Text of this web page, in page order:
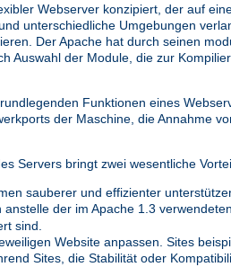
Webserver konzipiert, der auf
unterschiedliche Umgebungen
Der Apache hat durch seinen
Auswahl der Module, die zur
Funktionen eines
der Maschine, die Annahme
Servers bringt zwei wesentliche
sauberer und effizienter
anstelle der im Apache 1.3
sind.
Website anpassen. Sites
Sites, die Stabilität oder